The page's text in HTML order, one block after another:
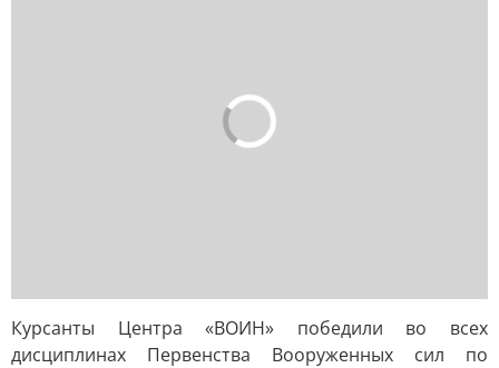
Курсанты Центра «ВОИН» победили во всех
дисциплинах Первенства Вооруженных сил по